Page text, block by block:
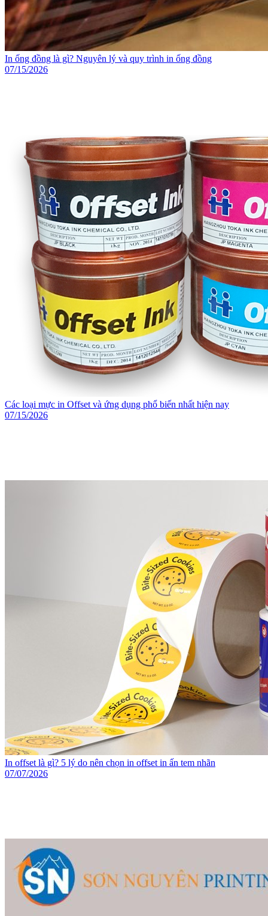
In ống đồng là gì? Nguyên lý và quy trình in ống đồng
07/15/2026
Các loại mực in Offset và ứng dụng phổ biến nhất hiện nay
07/15/2026
In offset là gì? 5 lý do nên chọn in offset in ấn tem nhãn
07/07/2026